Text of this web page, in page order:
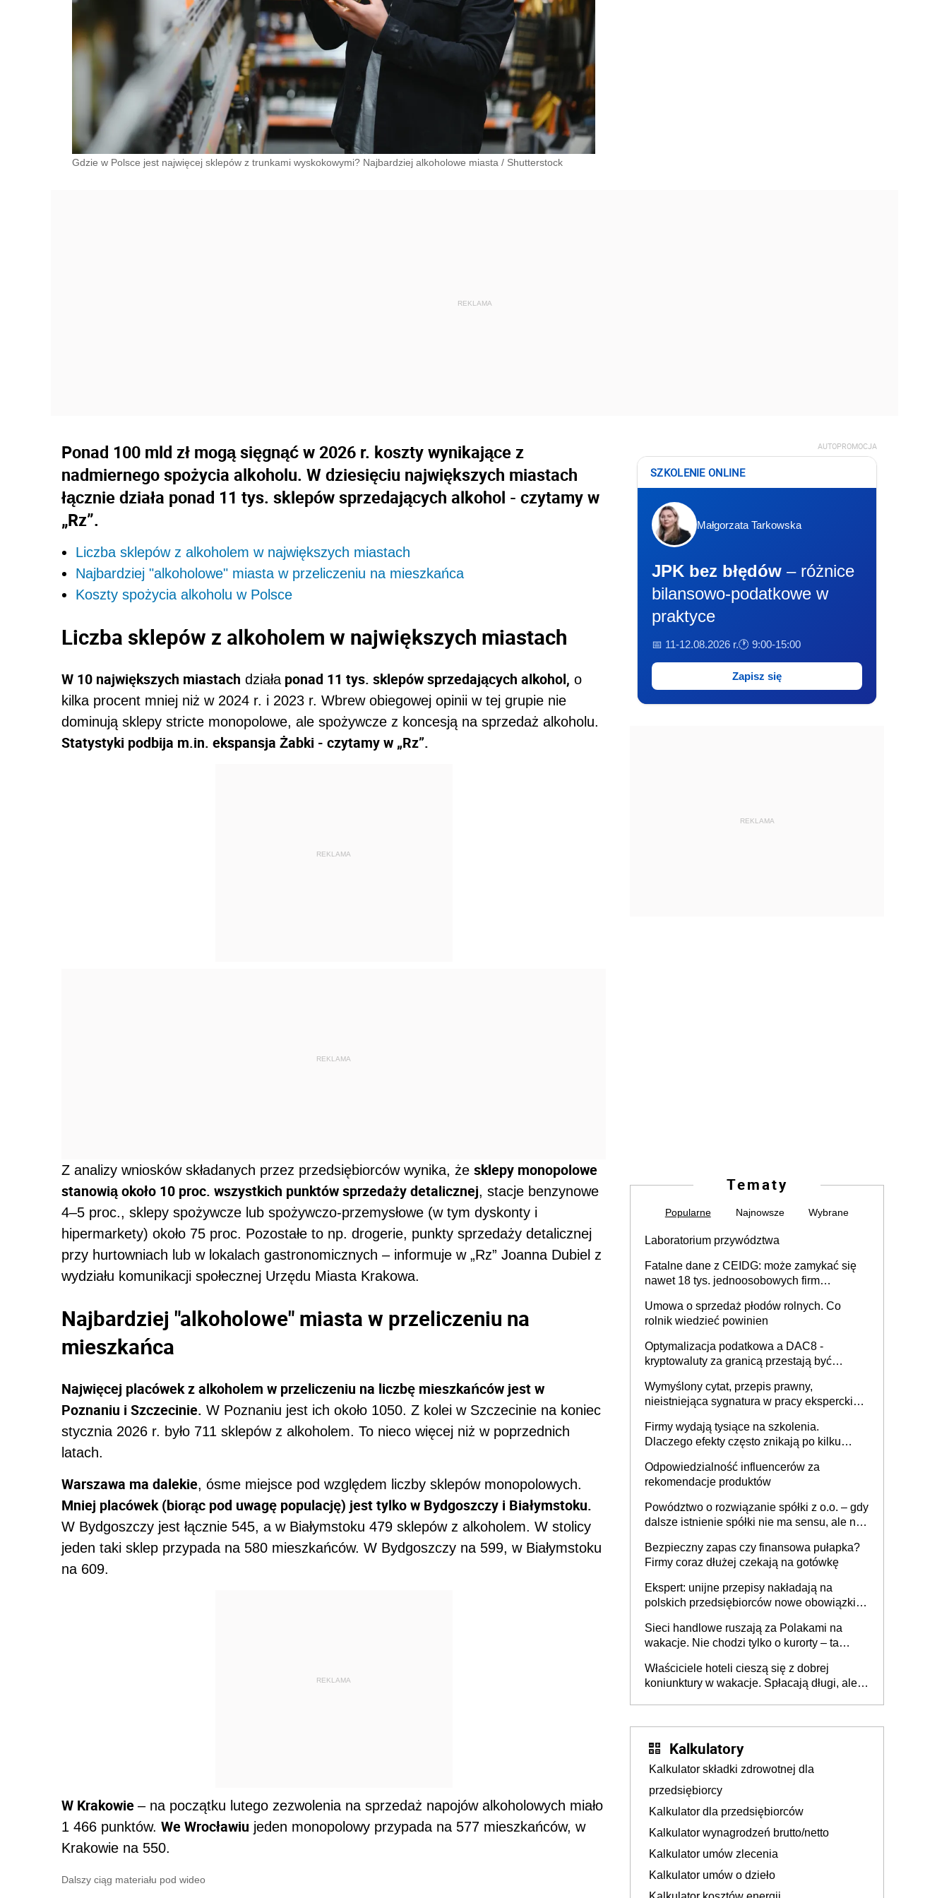
Gdzie w Polsce jest najwięcej sklepów z trunkami wyskokowymi? Najbardziej alkoholowe miasta / Shutterstock
Ponad 100 mld zł mogą sięgnąć w 2026 r. koszty wynikające z
nadmiernego spożycia alkoholu. W dziesięciu największych miastach
łącznie działa ponad 11 tys. sklepów sprzedających alkohol - czytamy w
„Rz”.
Liczba sklepów z alkoholem w największych miastach
Najbardziej "alkoholowe" miasta w przeliczeniu na mieszkańca
Koszty spożycia alkoholu w Polsce
Liczba sklepów z alkoholem w największych miastach
W 10 największych miastach działaponad 11 tys. sklepów sprzedających alkohol, o
kilka procent mniej niż w 2024 r. i 2023 r. Wbrew obiegowej opinii w tej grupie nie
dominują sklepy stricte monopolowe, ale spożywcze z koncesją na sprzedaż alkoholu.
Statystyki podbija m.in. ekspansja Żabki - czytamy w „Rz”.
REKLAMA
REKLAMA
Z analizy wniosków składanych przez przedsiębiorców wynika, że sklepy monopolowe
stanowią około 10 proc. wszystkich punktów sprzedaży detalicznej, stacje benzynowe
4–5 proc., sklepy spożywcze lub spożywczo-przemysłowe (w tym dyskonty i
hipermarkety) około 75 proc. Pozostałe to np. drogerie, punkty sprzedaży detalicznej
przy hurtowniach lub w lokalach gastronomicznych – informuje w „Rz” Joanna Dubiel z
wydziału komunikacji społecznej Urzędu Miasta Krakowa.
Najbardziej "alkoholowe" miasta w przeliczeniu na
mieszkańca
Najwięcej placówek z alkoholem w przeliczeniu na liczbę mieszkańców jest w
Poznaniu i Szczecinie. W Poznaniu jest ich około 1050. Z kolei w Szczecinie na koniec
stycznia 2026 r. było 711 sklepów z alkoholem. To nieco więcej niż w poprzednich
latach.
Warszawa ma dalekie, ósme miejsce pod względem liczby sklepów monopolowych.
Mniej placówek (biorąc pod uwagę populację) jest tylko w Bydgoszczy i Białymstoku.
W Bydgoszczy jest łącznie 545, a w Białymstoku 479 sklepów z alkoholem. W stolicy
jeden taki sklep przypada na 580 mieszkańców. W Bydgoszczy na 599, w Białymstoku
na 609.
REKLAMA
W Krakowie – na początku lutego zezwolenia na sprzedaż napojów alkoholowych miało
1 466 punktów. We Wrocławiu jeden monopolowy przypada na 577 mieszkańców, w
Krakowie na 550.
Dalszy ciąg materiału pod wideo
AUTOPROMOCJA
SZKOLENIE ONLINE
Małgorzata Tarkowska
JPK bez błędów – różnice
bilansowo-podatkowe w
praktyce
📅 11-12.08.2026 r.🕐 9:00-15:00
Zapisz się
REKLAMA
Tematy
Popularne Najnowsze Wybrane
Laboratorium przywództwa
Fatalne dane z CEIDG: może zamykać się
nawet 18 tys. jednoosobowych firm
Umowa o sprzedaż płodów rolnych. Co
rolnik wiedzieć powinien
Optymalizacja podatkowa a DAC8 -
kryptowaluty za granicą przestają być
Wymyślony cytat, przepis prawny,
nieistniejąca sygnatura w pracy eksperckiej -
firmie
Firmy wydają tysiące na szkolenia.
Dlaczego efekty często znikają po kilku
Odpowiedzialność influencerów za
rekomendacje produktów
Powództwo o rozwiązanie spółki z o.o. – gdy
dalsze istnienie spółki nie ma sensu, ale nie
Bezpieczny zapas czy finansowa pułapka?
Firmy coraz dłużej czekają na gotówkę
Ekspert: unijne przepisy nakładają na
polskich przedsiębiorców nowe obowiązki w
Sieci handlowe ruszają za Polakami na
wakacje. Nie chodzi tylko o kurorty – ta
tam, gdzie wielu spędzi urlop po cichu
Właściciele hoteli cieszą się z dobrej
koniunktury w wakacje. Spłacają długi, ale
Kalkulatory
Kalkulator składki zdrowotnej dla
przedsiębiorcy
Kalkulator dla przedsiębiorców
Kalkulator wynagrodzeń brutto/netto
Kalkulator umów zlecenia
Kalkulator umów o dzieło